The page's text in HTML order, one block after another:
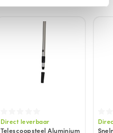
Direct leverbaar
Telescoopsteel Aluminium